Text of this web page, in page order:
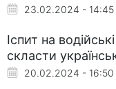
23.02.2024 - 14:45
Іспит на
скласти
20.02.2024 - 16:50